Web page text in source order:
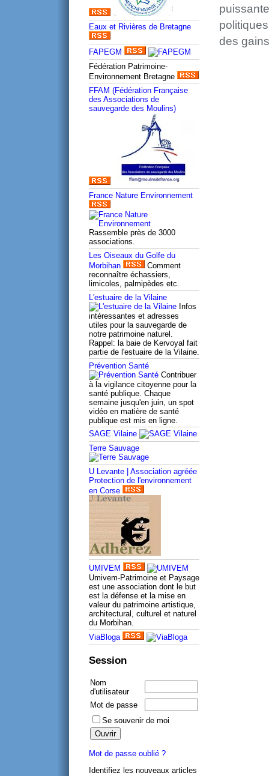
des
Eaux et Rivières de Bretagne
FAPEGM
Fédération Patrimoine-
Environnement Bretagne
FFAM (Fédération Française
des Associations de
sauvegarde des Moulins)
France Nature Environnement
Rassemble près de 3000
associations.
Les Oiseaux du Golfe du
Morbihan
Comment
reconnaître échassiers,
limicoles, palmipèdes etc.
L'estuaire de la Vilaine
Infos
intéressantes et adresses
utiles pour la sauvegarde de
notre patrimoine naturel.
Rappel: la baie de Kervoyal fait
partie de l'estuaire de la Vilaine.
Prévention Santé
Contribuer
à la vigilance citoyenne pour la
santé publique. Chaque
semaine jusqu'en juin, un spot
vidéo en matière de santé
publique est mis en ligne.
SAGE Vilaine
Terre Sauvage
U Levante | Association agréée
Protection de l'environnement
en Corse
UMIVEM
Umivem-Patrimoine et Paysage
est une association dont le but
est la défense et la mise en
valeur du patrimoine artistique,
architectural, culturel et naturel
du Morbihan.
ViaBloga
Session
Nom
d'utilisateur
Mot de passe
Se souvenir de moi
Mot de passe oublié ?
Identifiez les nouveaux articles